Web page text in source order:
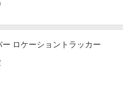
ロケーショントラッカー